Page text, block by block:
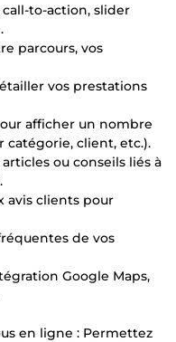
to-action, slider
parcours, vos
vos prestations
afficher un nombre
client, etc.).
ou conseils liés à
avis clients pour
de vos
Google Maps,
en ligne : Permettez